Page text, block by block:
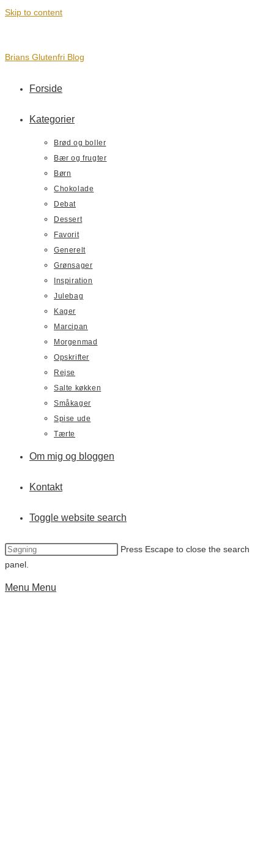
Skip to content
Brians Glutenfri Blog
Forside
Kategorier
Brød og boller
Bær og frugter
Børn
Chokolade
Debat
Dessert
Favorit
Generelt
Grønsager
Inspiration
Julebag
Kager
Marcipan
Morgenmad
Opskrifter
Rejse
Salte køkken
Småkager
Spise ude
Tærte
Om mig og bloggen
Kontakt
Toggle website search
Press Escape to close the search
panel.
Menu Menu